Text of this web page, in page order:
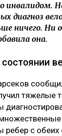
инвалидом.
диагноз
ничего. Ни
она.
тяжелые
ребер с обеих